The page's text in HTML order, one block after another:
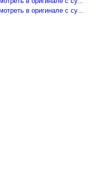
в оригинале с су...